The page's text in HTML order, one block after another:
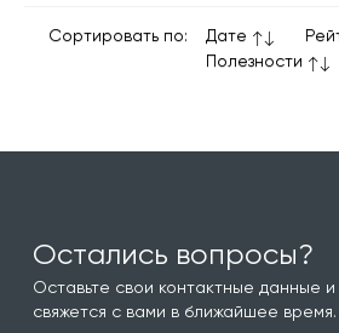
Сортировать по: Дате
Полезности
Остались вопросы?
Оставьте свои контактные данные
свяжется с вами в ближайшее время.